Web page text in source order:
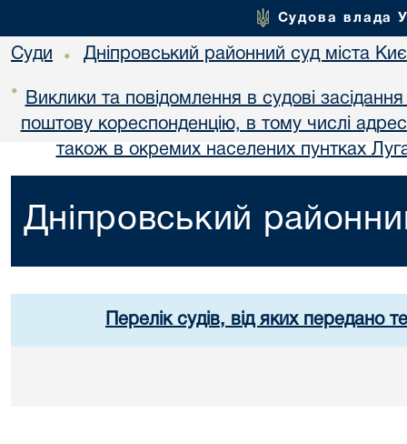
Судова влада
Суди • Дніпровський районний суд міста
•
Виклики та повідомлення в судові
поштову кореспонденцію, в тому числі
також в окремих населених пунтках
Дніпровський
Перелік судів, від яких передано